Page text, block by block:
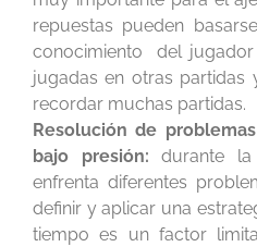
repuestas pueden
conocimiento del jugador
jugadas en otras partidas
recordar muchas partidas.
Resolución de
bajo presión:durante
enfrenta diferentes
definir y aplicar una
tiempo es un factor